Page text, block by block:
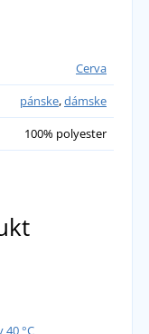
Cerva
pánske,dámske
100% polyester